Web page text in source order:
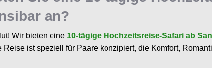
an?
Wir bieten eine 10-tägige Hochzeitsreise-Safari ab
Reise ist speziell für Paare konzipiert, die Komfort,